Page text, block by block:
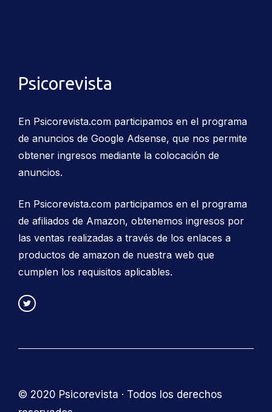
Psicorevista
En Psicorevista.com participamos en el programa
de anuncios de Google Adsense, que nos permite
obtener ingresos mediante la colocación de
anuncios.
En Psicorevista.com participamos en el programa
de afiliados de Amazon, obtenemos ingresos por
las ventas realizadas a través de los enlaces a
productos de amazon de nuestra web que
cumplen los requisitos aplicables.
© 2020 Psicorevista · Todos los derechos